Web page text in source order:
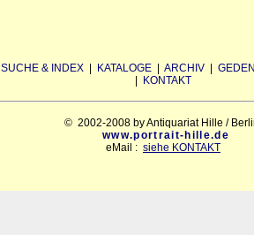
SUCHE & INDEX KATALOGE ARCHIV
KONTAKT
© 2002-2008 by Antiquariat Hille /
www.portrait-hille.de
eMail : siehe KONTAKT